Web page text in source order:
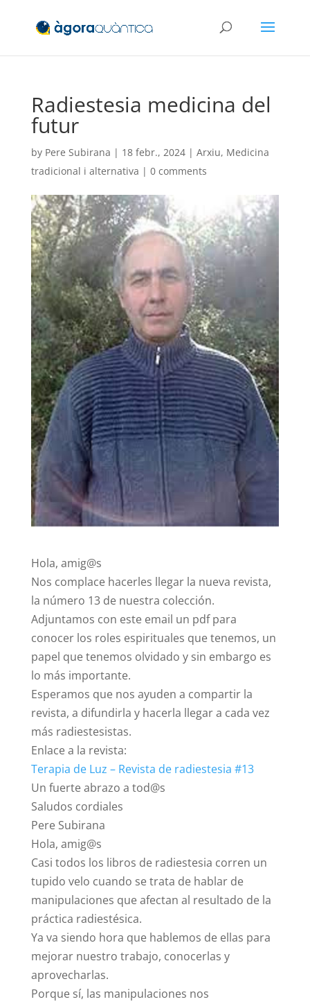
Radiestesia medicina del
futur
by Pere Subirana | 18 febr., 2024| Arxiu, Medicina
tradicional i alternativa | 0 comments
Hola, amig@s
Nos complace hacerles llegar la nueva revista,
la número 13 de nuestra colección.
Adjuntamos con este email un pdf para
conocer los roles espirituales que tenemos, un
papel que tenemos olvidado y sin embargo es
lo más importante.
Esperamos que nos ayuden a compartir la
revista, a difundirla y hacerla llegar a cada vez
más radiestesistas.
Enlace a la revista:
Terapia de Luz – Revista de radiestesia #13
Un fuerte abrazo a tod@s
Saludos cordiales
Pere Subirana
Hola, amig@s
Casi todos los libros de radiestesia corren un
tupido velo cuando se trata de hablar de
manipulaciones que afectan al resultado de la
práctica radiestésica.
Ya va siendo hora que hablemos de ellas para
mejorar nuestro trabajo, conocerlas y
aprovecharlas.
Porque sí, las manipulaciones nos